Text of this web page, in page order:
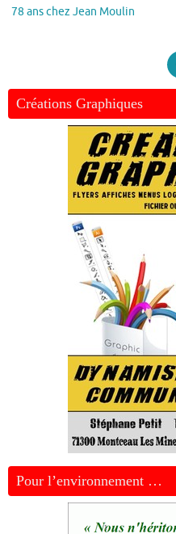
78 ans chez Jean Moulin
Créations Graphiques
Pour l’environnement …